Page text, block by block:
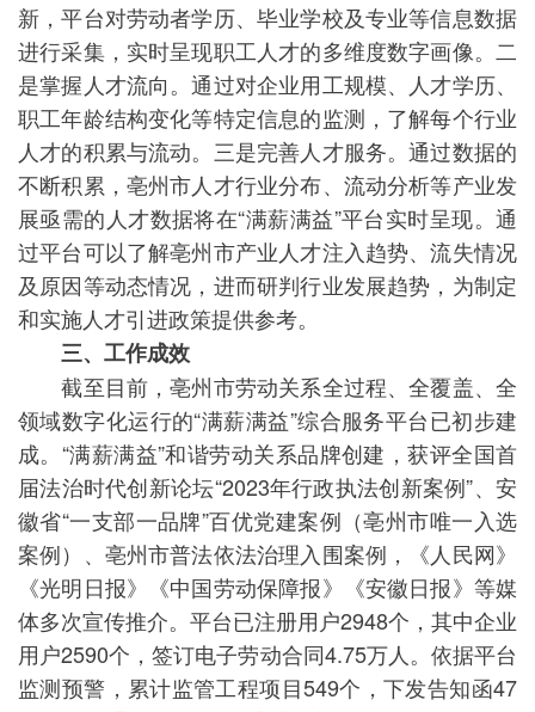
新，平台对劳动者学历、毕业学校及专业等信息数据
进行采集，实时呈现职工人才的多维度数字画像。二
是掌握人才流向。通过对企业用工规模、人才学历、
职工年龄结构变化等特定信息的监测，了解每个行业
人才的积累与流动。三是完善人才服务。通过数据的
不断积累，亳州市人才行业分布、流动分析等产业发
展亟需的人才数据将在“满薪满益”平台实时呈现。通
过平台可以了解亳州市产业人才注入趋势、流失情况
及原因等动态情况，进而研判行业发展趋势，为制定
和实施人才引进政策提供参考。
三、工作成效
截至目前，亳州市劳动关系全过程、全覆盖、全
领域数字化运行的“满薪满益”综合服务平台已初步建
成。“满薪满益”和谐劳动关系品牌创建，获评全国首
届法治时代创新论坛“2023年行政执法创新案例”、安
徽省“一支部一品牌”百优党建案例（亳州市唯一入选
案例）、亳州市普法依法治理入围案例，《人民网》
《光明日报》《中国劳动保障报》《安徽日报》等媒
体多次宣传推介。平台已注册用户2948个，其中企业
用户2590个，签订电子劳动合同4.75万人。依据平台
监测预警，累计监管工程项目549个，下发告知函47